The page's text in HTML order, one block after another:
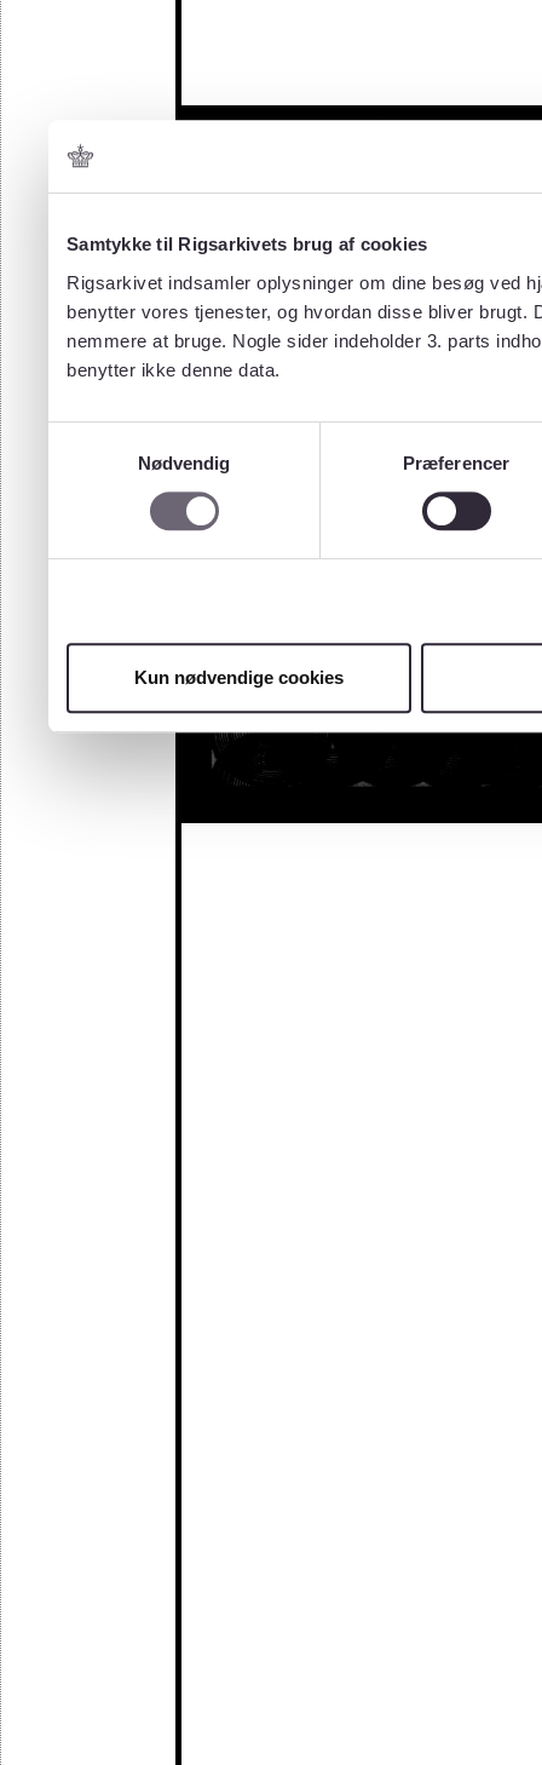
Samtykke til Rigsarkivets brug af cookies
Rigsarkivet indsamler oplysninger om dine besøg ved
benytter vores tjenester, og hvordan disse bliver
nemmere at bruge. Nogle sider indeholder 3. parts
benytter ikke denne data.
Nødvendig
Præferencer
Kun nødvendige cookies